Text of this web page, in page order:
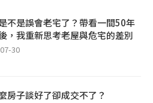
不是誤會老宅了？帶看一間50年
，我重新思考老屋與危宅的差別
30
房子談好了卻成交不了？